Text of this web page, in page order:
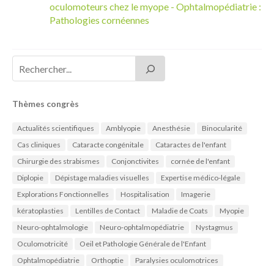
oculomoteurs chez le myope - Ophtalmopédiatrie :
Pathologies cornéennes
Thèmes congrès
Actualités scientifiques Amblyopie Anesthésie
Binocularité
Cas cliniques
Cataracte congénitale
Cataractes de l'enfant
Chirurgie des strabismes
Conjonctivites
cornée de l'enfant
Diplopie
Dépistage maladies visuelles
Expertise médico-légale
Explorations Fonctionnelles
Hospitalisation
Imagerie
kératoplasties
Lentilles de Contact Maladie de Coats
Myopie
Neuro-ophtalmologie
Neuro-ophtalmopédiatrie
Nystagmus
Oculomotricité
Oeil et Pathologie Générale de l'Enfant
Ophtalmopédiatrie
Orthoptie
Paralysies oculomotrices